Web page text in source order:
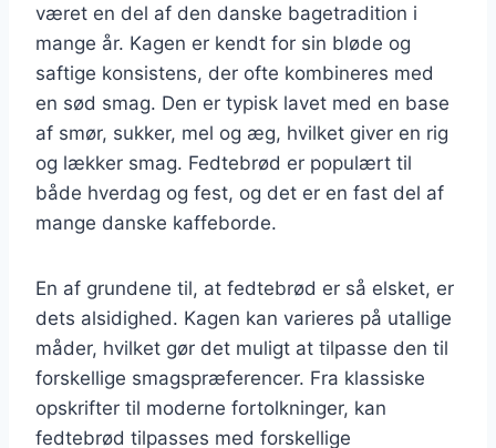
været en del af den danske bagetradition i
mange år. Kagen er kendt for sin bløde og
saftige konsistens, der ofte kombineres med
en sød smag. Den er typisk lavet med en base
af smør, sukker, mel og æg, hvilket giver en rig
og lækker smag. Fedtebrød er populært til
både hverdag og fest, og det er en fast del af
mange danske kaffeborde.
En af grundene til, at fedtebrød er så elsket, er
dets alsidighed. Kagen kan varieres på utallige
måder, hvilket gør det muligt at tilpasse den til
forskellige smagspræferencer. Fra klassiske
opskrifter til moderne fortolkninger, kan
fedtebrød tilpasses med forskellige